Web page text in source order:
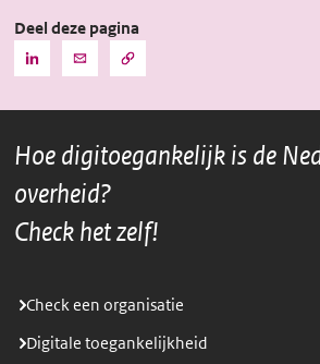
Deel deze pagina
Deel
pagina
LinkedIn
Deel
pagina
Mail
Kopieer
de
naar
Hoe digitoegankelijk is de
overheid?
Check het zelf!
Check een organisatie
Digitale toegankelijkheid